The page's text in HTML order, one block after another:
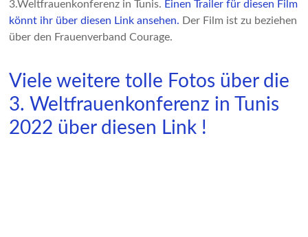
3.Weltfrauenkonferenz in Tunis. Einen Trailer für diesen Film
könnt ihr über diesen Link ansehen. Der Film ist zu beziehen
über den Frauenverband Courage.
Viele weitere tolle Fotos über die
3. Weltfrauenkonferenz in Tunis
2022 über diesen Link !